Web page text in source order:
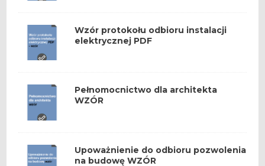
Wzór protokołu odbioru instalacji
elektrycznej PDF
Pełnomocnictwo dla architekta
WZÓR
Upoważnienie do odbioru pozwolenia
na budowę WZÓR